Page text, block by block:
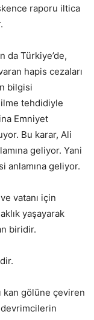
raporu iltica
da Türkiye’de,
hapis cezaları
bilgisi
tehdidiyle
Emniyet
Bu karar, Ali
geliyor. Yani
anlamına geliyor.
vatanı için
yaşayarak
biridir.
kan gölüne çeviren